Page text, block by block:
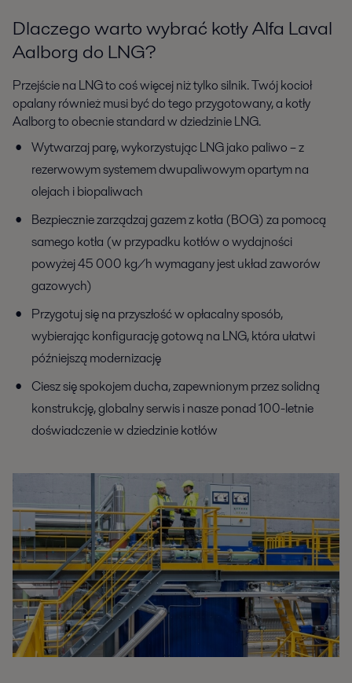
Dlaczego warto wybrać kotły Alfa Laval
Aalborg do LNG?
Przejście na LNG to coś więcej niż tylko silnik. Twój kocioł
opalany również musi być do tego przygotowany, a kotły
Aalborg to obecnie standard w dziedzinie LNG.
Wytwarzaj parę, wykorzystując LNG jako paliwo – z
rezerwowym systemem dwupaliwowym opartym na
olejach i biopaliwach
Bezpiecznie zarządzaj gazem z kotła (BOG) za pomocą
samego kotła (w przypadku kotłów o wydajności
powyżej 45 000 kg/h wymagany jest układ zaworów
gazowych)
Przygotuj się na przyszłość w opłacalny sposób,
wybierając konfigurację gotową na LNG, która ułatwi
późniejszą modernizację
Ciesz się spokojem ducha, zapewnionym przez solidną
konstrukcję, globalny serwis i nasze ponad 100-letnie
doświadczenie w dziedzinie kotłów